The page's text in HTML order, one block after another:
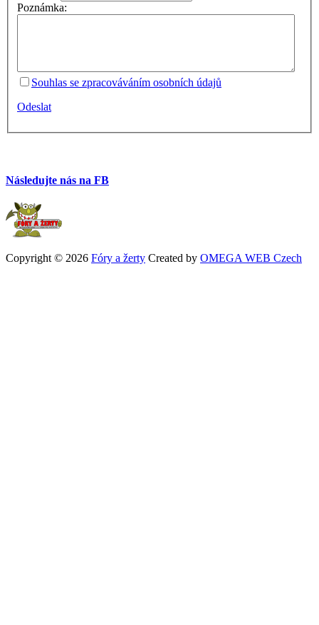
Poznámka:
Souhlas se zpracováváním osobních údajů
Odeslat
Následujte nás na FB
Copyright © 2026 Fóry a žerty Created by OMEGA WEB Czech